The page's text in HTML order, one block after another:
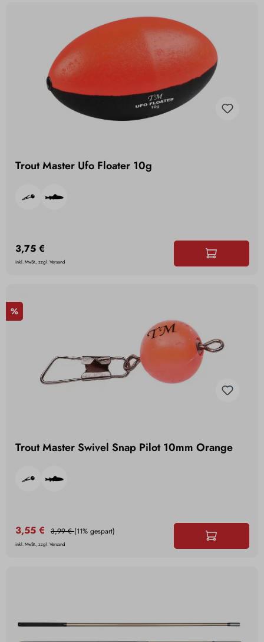
Trout Master Ufo Floater 10g
3,75 €
inkl. MwSt., zzgl. Versand
%
Trout Master Swivel Snap Pilot 10mm Orange
3,55 € 3,99 €(11% gespart)
inkl. MwSt., zzgl. Versand